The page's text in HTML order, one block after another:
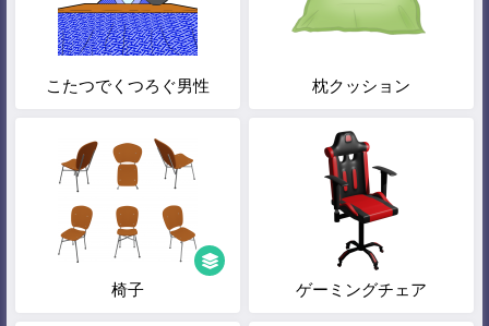
こたつでくつろぐ男性 枕クッション
椅子 ゲーミングチェア